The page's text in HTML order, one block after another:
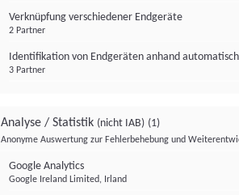
Verknüpfung verschiedener Endgeräte
2 Partner
Identifikation von Endgeräten anhand
3 Partner
Analyse / Statistik (nicht IAB) (1)
Anonyme Auswertung zur Fehlerbehebung und
Google Analytics
Google Ireland Limited, Irland